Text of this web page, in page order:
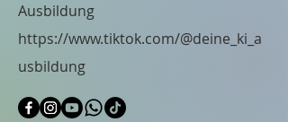
Ausbildung
https://www.tiktok.com/@deine_ki_a
usbildung